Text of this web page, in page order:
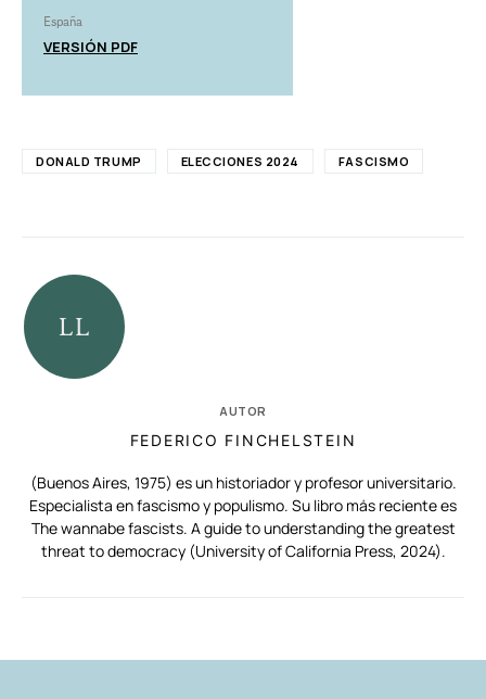
España
VERSIÓN PDF
DONALD TRUMP ELECCIONES 2024 FASCISMO
AUTOR
FEDERICO FINCHELSTEIN
(Buenos Aires, 1975) es un historiador y profesor universitario.
Especialista en fascismo y populismo. Su libro más reciente es
The wannabe fascists. A guide to understanding the greatest
threat to democracy (University of California Press, 2024).